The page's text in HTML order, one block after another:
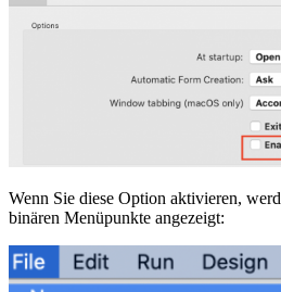
Wenn Sie diese Option aktivieren,
binären Menüpunkte angezeigt: